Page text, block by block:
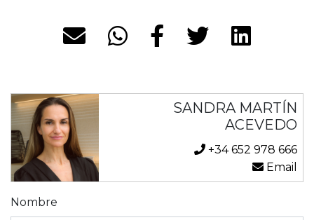
SANDRA MARTÍN
ACEVEDO
+34 652 978 666
Email
Nombre